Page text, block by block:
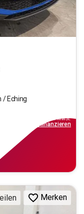
/ Eching
inkl.MwSt.
finanzieren
Merken